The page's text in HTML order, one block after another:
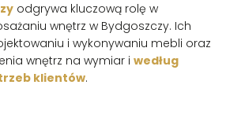
odgrywa kluczową rolę w
wnętrz w Bydgoszczy. Ich
i wykonywaniu mebli oraz
wnętrz na wymiar i według
klientów.